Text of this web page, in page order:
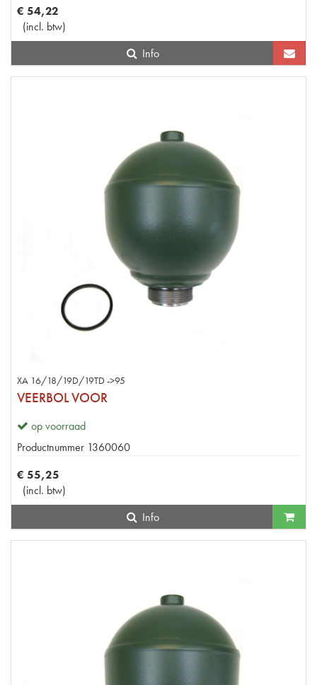
€ 54,22
(incl. btw)
Info
XA 16/18/19D/19TD ->95
VEERBOL VOOR
op voorraad
Productnummer 1360060
€ 55,25
(incl. btw)
Info